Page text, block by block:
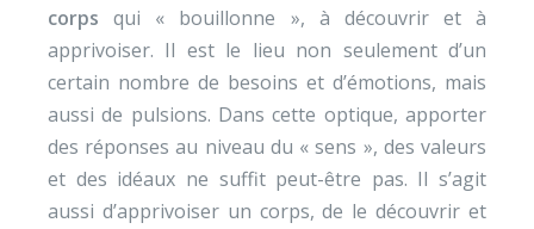
corps qui « bouillonne », à découvrir et à
apprivoiser. Il est le lieu non seulement d’un
certain nombre de besoins et d’émotions, mais
aussi de pulsions. Dans cette optique, apporter
des réponses au niveau du « sens », des valeurs
et des idéaux ne suffit peut-être pas. Il s’agit
aussi d’apprivoiser un corps, de le découvrir et